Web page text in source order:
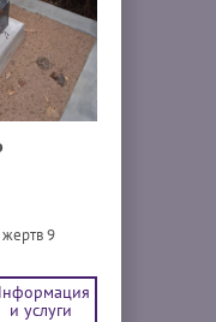
9
и услуги